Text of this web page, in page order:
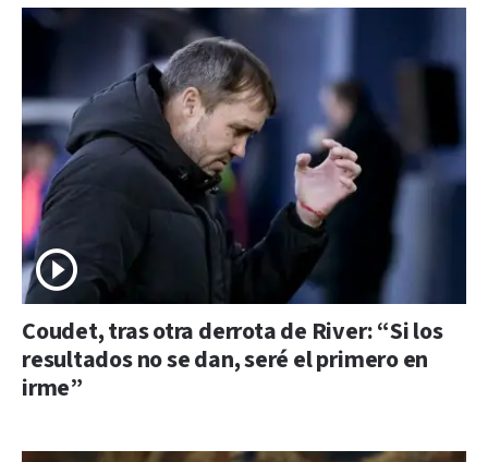
Coudet, tras otra derrota de River: “Si los
resultados no se dan, seré el primero en
irme”